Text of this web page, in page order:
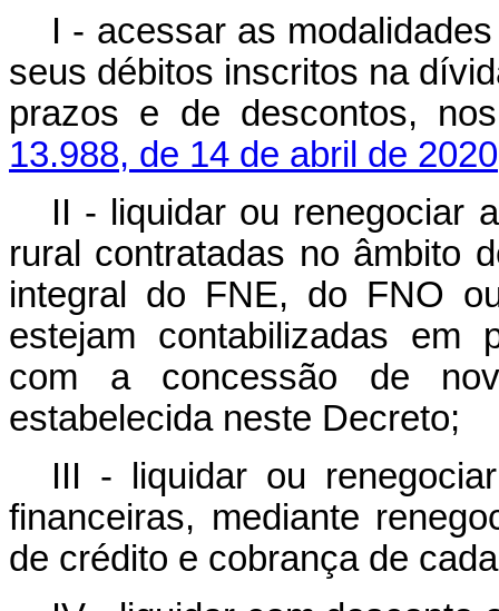
I - acessar as
seus débitos inscritos na
prazos e de descontos,
13.988, de 14 de abril de 2020
II - liquidar ou renegociar
rural contratadas no âmbito
integral do FNE, do FNO
estejam contabilizadas em
com a concessão de
estabelecida neste Decreto;
III - liquidar ou
financeiras, mediante
de crédito e cobrança de